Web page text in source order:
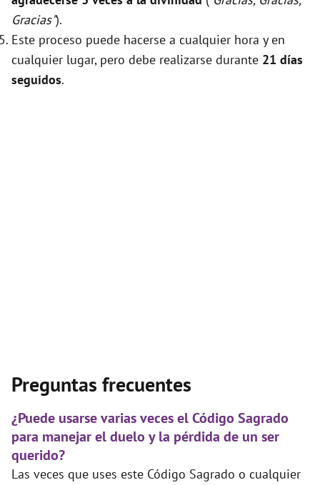
Gracias").
Este proceso puede hacerse a cualquier hora y en
cualquier lugar, pero debe realizarse durante 21 días
seguidos.
Preguntas frecuentes
¿Puede usarse varias veces el Código Sagrado
para manejar el duelo y la pérdida de un ser
querido?
Las veces que uses este Código Sagrado o cualquier